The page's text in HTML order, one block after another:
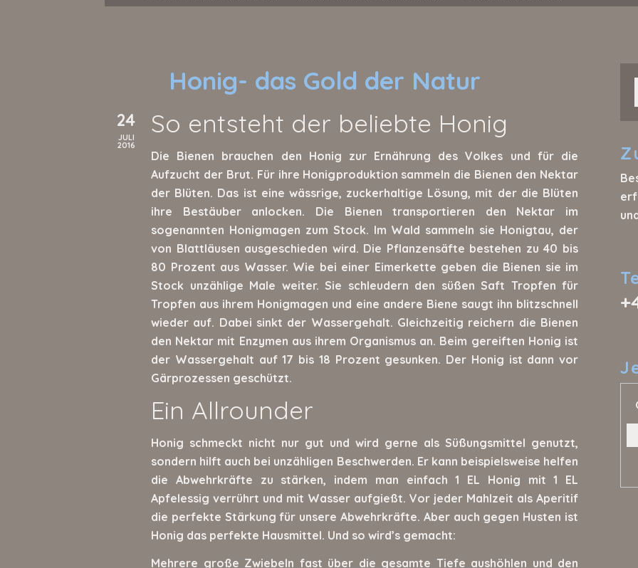
Honig- das Gold der Natur
24
JULI
2016
So entsteht der beliebte Honig
Die Bienen brauchen den Honig zur Ernährung des Volkes und für die
Aufzucht der Brut. Für ihre Honigproduktion sammeln die Bienen den Nektar
der Blüten. Das ist eine wässrige, zuckerhaltige Lösung, mit der die Blüten
ihre Bestäuber anlocken. Die Bienen transportieren den Nektar im
sogenannten Honigmagen zum Stock. Im Wald sammeln sie Honigtau, der
von Blattläusen ausgeschieden wird. Die Pflanzensäfte bestehen zu 40 bis
80 Prozent aus Wasser. Wie bei einer Eimerkette geben die Bienen sie im
Stock unzählige Male weiter. Sie schleudern den süßen Saft Tropfen für
Tropfen aus ihrem Honigmagen und eine andere Biene saugt ihn blitzschnell
wieder auf. Dabei sinkt der Wassergehalt. Gleichzeitig reichern die Bienen
den Nektar mit Enzymen aus ihrem Organismus an. Beim gereiften Honig ist
der Wassergehalt auf 17 bis 18 Prozent gesunken. Der Honig ist dann vor
Gärprozessen geschützt.
Ein Allrounder
Honig schmeckt nicht nur gut und wird gerne als Süßungsmittel genutzt,
sondern hilft auch bei unzähligen Beschwerden. Er kann beispielsweise helfen
die Abwehrkräfte zu stärken, indem man einfach 1 EL Honig mit 1 EL
Apfelessig verrührt und mit Wasser aufgießt. Vor jeder Mahlzeit als Aperitif
die perfekte Stärkung für unsere Abwehrkräfte. Aber auch gegen Husten ist
Honig das perfekte Hausmittel. Und so wird’s gemacht:
Mehrere große Zwiebeln fast über die gesamte Tiefe aushöhlen und den